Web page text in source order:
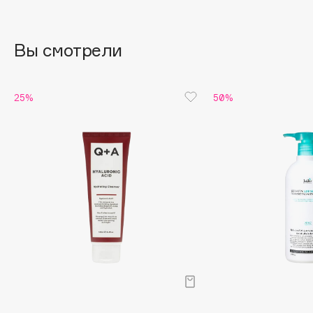
Bebble
Boadicea The Victorious
Вы смотрели
25% 50%